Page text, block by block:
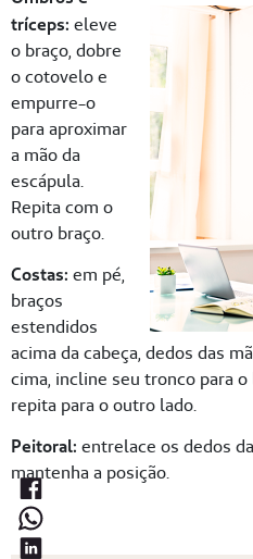
tríceps: eleve
o braço, dobre
o cotovelo e
empurre-o
para aproximar
a mão da
escápula.
Repita com o
outro braço.
Costas: em pé,
braços
estendidos
acima da cabeça, dedos das
cima, incline seu tronco para
repita para o outro lado.
Peitoral: entrelace os dedos
mantenha a posição.